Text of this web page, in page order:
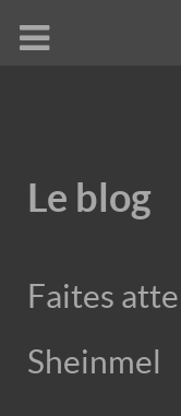
Le blog
Faites
Sheinmel